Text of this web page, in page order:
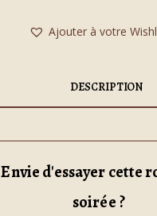
Ajouter à votre
DESCRIPTION
Envie d'essayer cette
soirée ?